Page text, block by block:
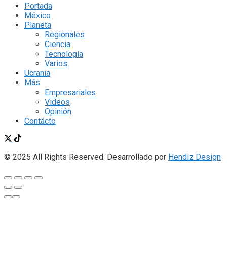
Portada
México
Planeta
Regionales
Ciencia
Tecnología
Varios
Ucrania
Más
Empresariales
Videos
Opinión
Contácto
© 2025 All Rights Reserved. Desarrollado por Hendiz Design